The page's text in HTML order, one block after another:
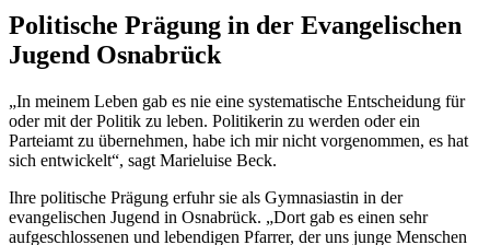
Politische Prägung in der Evangelischen
Jugend Osnabrück
„In meinem Leben gab es nie eine systematische Entscheidung für
oder mit der Politik zu leben. Politikerin zu werden oder ein
Parteiamt zu übernehmen, habe ich mir nicht vorgenommen, es hat
sich entwickelt“, sagt Marieluise Beck.
Ihre politische Prägung erfuhr sie als Gymnasiastin in der
evangelischen Jugend in Osnabrück. „Dort gab es einen sehr
aufgeschlossenen und lebendigen Pfarrer, der uns junge Menschen